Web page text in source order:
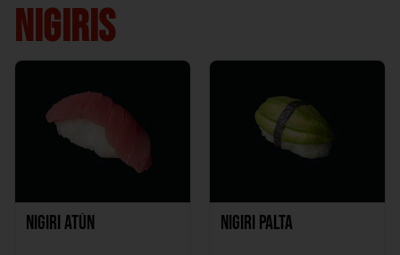
NIGIRIS
Nigiri Atún Nigiri Palta